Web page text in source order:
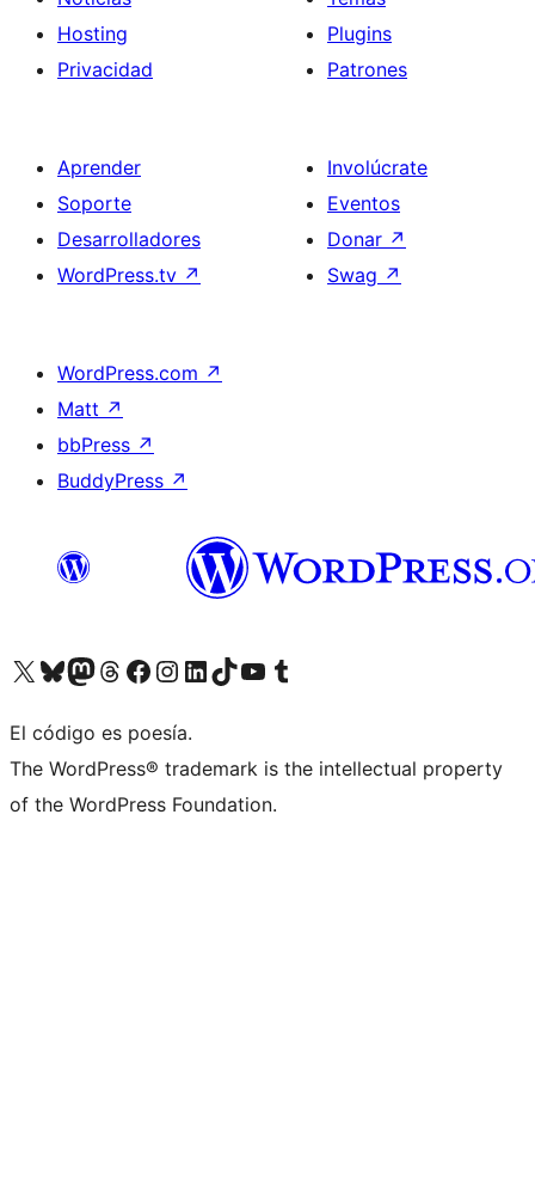
Hosting
Privacidad
Plugins
Patrones
Aprender
Soporte
Desarrolladores
WordPress.tv ↗
Involúcrate
Eventos
Donar ↗
Swag ↗
WordPress.com ↗
Matt ↗
bbPress ↗
BuddyPress ↗
Visita nuestra cuenta de X (anteriormente Twitter)
Visita nuestra cuenta de Bluesky
Visita nuestra cuenta de Mastodon
Visita nuestra cuenta de Threads
Visita nuestra página de Facebook
Visita nuestra cuenta de Instagram
Visita nuestra cuenta de LinkedIn
Visita nuestra cuenta de TikTok
Visita nuestro canal de YouTube
Visita nuestra cuenta de Tumblr
El código es poesía.
The WordPress® trademark is the intellectual property
of the WordPress Foundation.